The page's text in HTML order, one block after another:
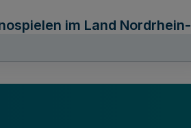
im Land Nordrhein-